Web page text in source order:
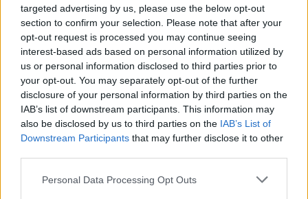
targeted advertising by us, please use the below opt-out
section to confirm your selection. Please note that after your
opt-out request is processed you may continue seeing
interest-based ads based on personal information utilized by
us or personal information disclosed to third parties prior to
your opt-out. You may separately opt-out of the further
disclosure of your personal information by third parties on the
IAB’s list of downstream participants. This information may
also be disclosed by us to third parties on the IAB’s List of
Downstream Participants that may further disclose it to other
Please note that this website/app uses one or more Google
Personal Data Processing Opt Outs
2«Ψήνονται» στα 40άρια δυτική και βόρεια
Ελλάδα – Ενισχυμένα μελτέμια έως 8
μποφόρ στο Αιγαίο μέχρι
Δεκαπενταύγουστο
3Ο Γιώργος Κούτσιας έκανε ντεμπούτο με
γκολ για τη Φαμαλικάο στην Πορτογαλία
4Ίση με 6 βόμβες Χιροσίμα η ενέργεια που
απελευθερώθηκε από τη mega fire σε
Αττική και Βοιωτία - Πώς κάηκε μέσα σε 2
βράδια το 55% της έκτασης
Η FIFA απάντησε στις καταγγελίες για την
ερωμένη του Ινφαντίνο: «Κατηγορηματικά
αναληθείς και δυσφημιστικοί οι ισχυρισμοί»